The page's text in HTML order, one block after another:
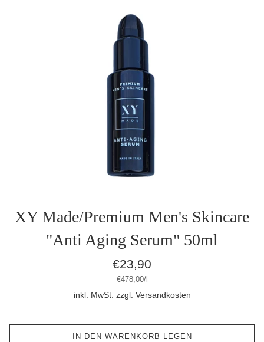
XY Made/Premium Men's Skincare
"Anti Aging Serum" 50ml
Normaler
Preis
€23,90
Stückpreis
€478,00/pro
l
inkl. MwSt. zzgl. Versandkosten
IN DEN WARENKORB LEGEN